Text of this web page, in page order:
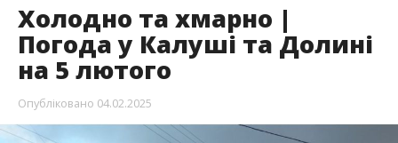
Холодно та хмарно |
Погода у Калуші та Долині
на 5 лютого
Опубліковано 04.02.2025